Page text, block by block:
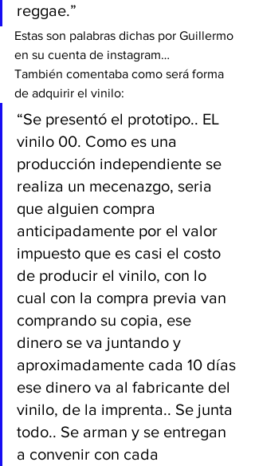
reggae.”
Estas son palabras dichas por Guillermo
en su cuenta de instagram…
También comentaba como será forma
de adquirir el vinilo:
“Se presentó el prototipo.. EL
vinilo 00. Como es una
producción independiente se
realiza un mecenazgo, seria
que alguien compra
anticipadamente por el valor
impuesto que es casi el costo
de producir el vinilo, con lo
cual con la compra previa van
comprando su copia, ese
dinero se va juntando y
aproximadamente cada 10 días
ese dinero va al fabricante del
vinilo, de la imprenta.. Se junta
todo.. Se arman y se entregan
a convenir con cada